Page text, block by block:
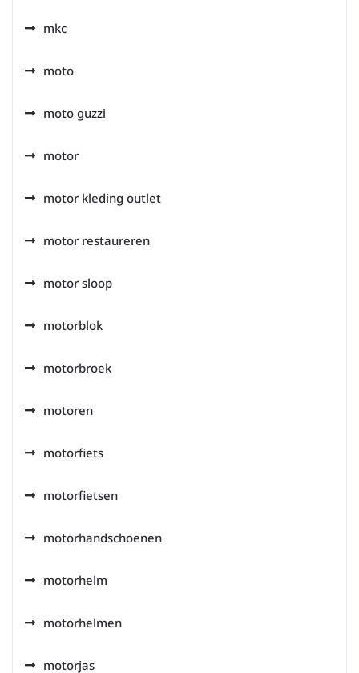
mkc
moto
moto guzzi
motor
motor kleding outlet
motor restaureren
motor sloop
motorblok
motorbroek
motoren
motorfiets
motorfietsen
motorhandschoenen
motorhelm
motorhelmen
motorjas